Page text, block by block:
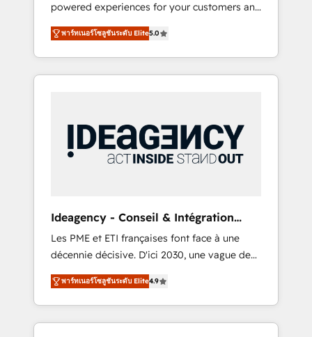
qui transforment les visiteurs en
opportunités d'affaires ➤ La mise en place
de stratégies d'acquisition marketing (SEO,
SEA, inbound, automatisation marketing,
ABM, IA, emailing) Informations clés : - 10 ans
certifications HubSpot cumulées
powered experiences for your customers and
teams. We build multi-hub solutions and
orchestrate operations across your entire
tech stack. Aptitude 8 is trusted by top
brands such as Lenovo, Bluetooth,
Association, Randstad, Uber Freight, and
HubSpot itself. We have the largest technical
consulting team of any HubSpot partner and
extensibility. When you work with Aptitude 8,
you get a team – not an individual – with
embedded consulting, strategy,
development, and project management. We
have 100% US-based, FTE team members.
We offer project-based and managed
services engagements that include new
พาร์ทเนอร์โซลูชันระดับ Elite5.0
Ideagency - Conseil & Intégration
HubSpot
Les PME et ETI françaises font face à une
décennie décisive. D'ici 2030, une vague de
consolidation va recomposer le marché.
Seules survivront les entreprises qui auront
réussi leur transformation. Le problème ?
58% des dirigeants savent que l'IA est vitale
พาร์ทเนอร์โซลูชันระดับ Elite4.9